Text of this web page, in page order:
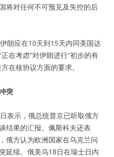
将对任何不可预见及失控的后
朗应在10天到15天内同美国达
在考虑”对伊朗进行“初步的有
在核协议方面的要求。
突
表示，俄总统普京已听取俄方
结果的汇报。佩斯科夫还表
俄方认为欧洲国家在乌克兰问
延续。俄美乌18日在瑞士日内